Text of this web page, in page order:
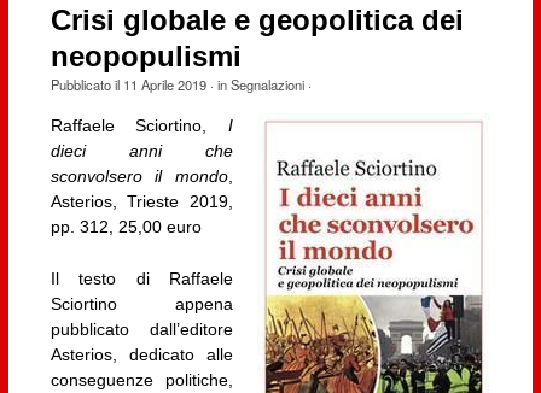
Crisi globale e geopolitica dei
neopopulismi
Pubblicato il 11 Aprile 2019· inSegnalazioni·
Raffaele Sciortino,
I
dieci anni che
sconvolsero il mondo
Asterios, Trieste 2019,
pp. 312, 25,00 euro
Il testo di Raffaele
Sciortino appena
pubblicato dall’editore
Asterios, dedicato alle
conseguenze politiche,